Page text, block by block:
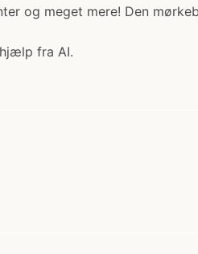
og meget mere! Den
fra AI.